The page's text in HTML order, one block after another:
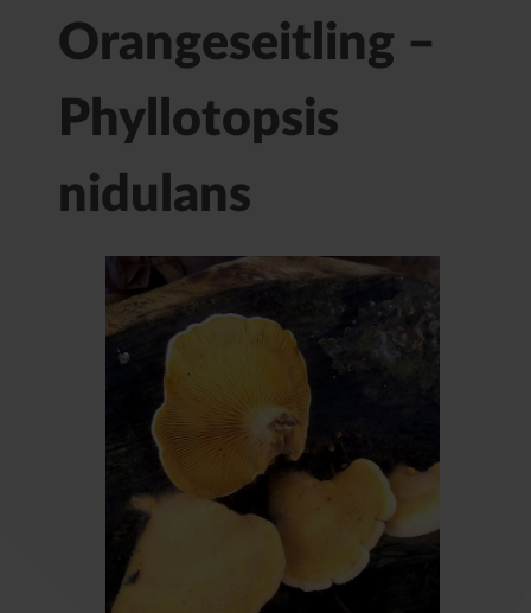
Orangeseitling –
Phyllotopsis
nidulans